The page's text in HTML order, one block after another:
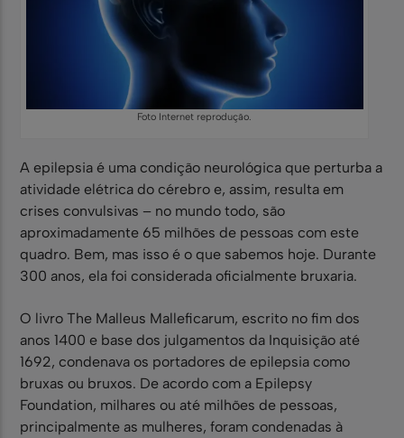
Foto Internet reprodução.
A epilepsia é uma condição neurológica que perturba a
atividade elétrica do cérebro e, assim, resulta em
crises convulsivas – no mundo todo, são
aproximadamente 65 milhões de pessoas com este
quadro. Bem, mas isso é o que sabemos hoje. Durante
300 anos, ela foi considerada oficialmente bruxaria.
O livro The Malleus Malleficarum, escrito no fim dos
anos 1400 e base dos julgamentos da Inquisição até
1692, condenava os portadores de epilepsia como
bruxas ou bruxos. De acordo com a Epilepsy
Foundation, milhares ou até milhões de pessoas,
principalmente as mulheres, foram condenadas à